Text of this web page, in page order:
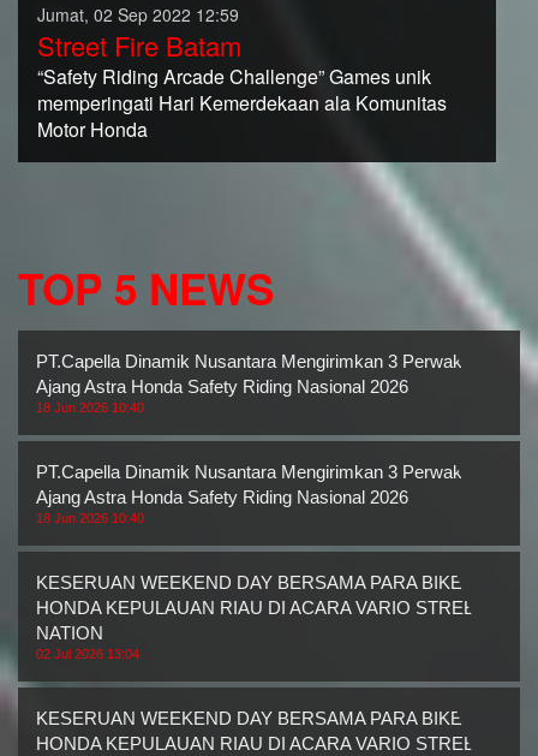
Jumat, 02 Sep 2022 12:59
Street Fire Batam
“Safety Riding Arcade Challenge” Games unik
memperingati Hari Kemerdekaan ala Komunitas
Motor Honda
TOP 5 NEWS
PT.Capella Dinamik Nusantara Mengirimkan 3 Perwakilan
Ajang Astra Honda Safety Riding Nasional 2026
18 Jun 2026 10:40
PT.Capella Dinamik Nusantara Mengirimkan 3 Perwakilan
Ajang Astra Honda Safety Riding Nasional 2026
18 Jun 2026 10:40
KESERUAN WEEKEND DAY BERSAMA PARA BIKERS
HONDA KEPULAUAN RIAU DI ACARA VARIO STREET
NATION
02 Jul 2026 13:04
KESERUAN WEEKEND DAY BERSAMA PARA BIKERS
HONDA KEPULAUAN RIAU DI ACARA VARIO STREET